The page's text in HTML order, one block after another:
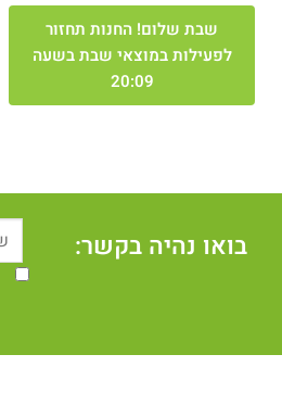
שבת שלום! החנות תחזור
לפעילות במוצאי שבת בשעה
20:09
בואו נהיה בקשר: